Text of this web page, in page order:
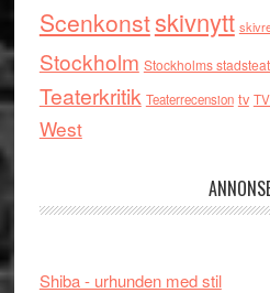
Scenkonstskivnytt
Stockholm Stockholms
Teaterkritik Teaterrecension tv
West
Shiba - urhunden med stil